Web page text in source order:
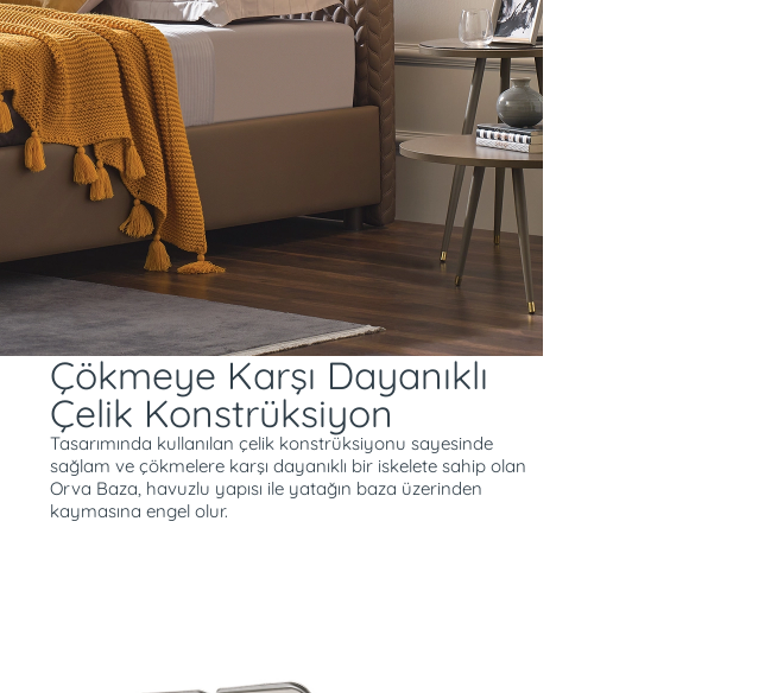
Geniş ve Kullanışlı İç Hacim
Kartela ve Renk Seçeneği
Çökmeye Karşı Dayanıklı Çelik Konstrüksiyon
Çökmeye Karşı Dayanıklı
Çelik Konstrüksiyon
Tasarımında kullanılan çelik konstrüksiyonu sayesinde
sağlam ve çökmelere karşı dayanıklı bir iskelete sahip olan
Orva Baza, havuzlu yapısı ile yatağın baza üzerinden
kaymasına engel olur.